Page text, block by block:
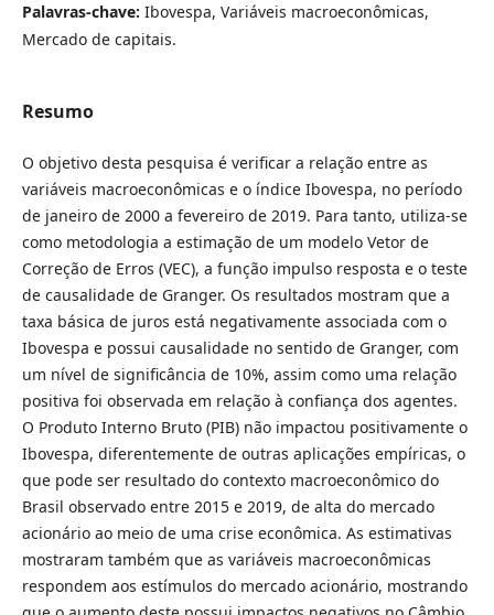
Palavras-chave: Ibovespa, Variáveis macroeconômicas,
Mercado de capitais.
Resumo
O objetivo desta pesquisa é verificar a relação entre as
variáveis macroeconômicas e o índice Ibovespa, no período
de janeiro de 2000 a fevereiro de 2019. Para tanto, utiliza-se
como metodologia a estimação de um modelo Vetor de
Correção de Erros (VEC), a função impulso resposta e o teste
de causalidade de Granger. Os resultados mostram que a
taxa básica de juros está negativamente associada com o
Ibovespa e possui causalidade no sentido de Granger, com
um nível de significância de 10%, assim como uma relação
positiva foi observada em relação à confiança dos agentes.
O Produto Interno Bruto (PIB) não impactou positivamente o
Ibovespa, diferentemente de outras aplicações empíricas, o
que pode ser resultado do contexto macroeconômico do
Brasil observado entre 2015 e 2019, de alta do mercado
acionário ao meio de uma crise econômica. As estimativas
mostraram também que as variáveis macroeconômicas
respondem aos estímulos do mercado acionário, mostrando